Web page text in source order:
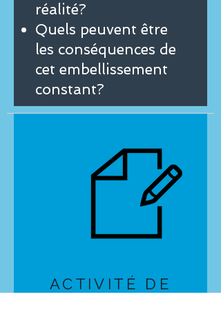
réalité?
Quels peuvent être
les conséquences de
cet embellissement
constant?
ACTIVITÉ DE